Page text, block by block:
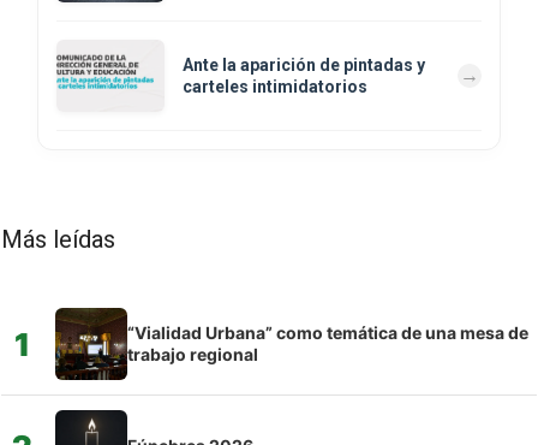
Ante la aparición de pintadas y
carteles intimidatorios
Más leídas
1
“Vialidad Urbana” como temática de una mesa de
trabajo regional